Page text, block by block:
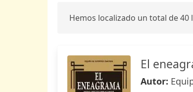
Hemos localizado un total de
El
Autor: